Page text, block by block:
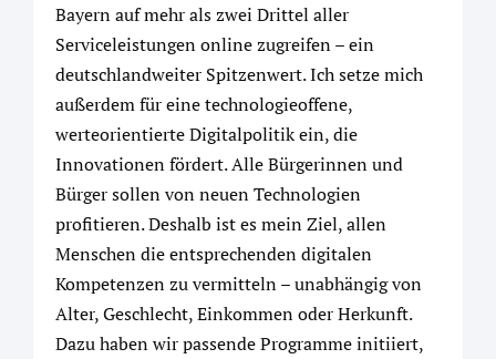
Bayern auf mehr als zwei Drittel aller
Serviceleistungen online zugreifen – ein
deutschlandweiter Spitzenwert. Ich setze mich
außerdem für eine technologieoffene,
werteorientierte Digitalpolitik ein, die
Innovationen fördert. Alle Bürgerinnen und
Bürger sollen von neuen Technologien
profitieren. Deshalb ist es mein Ziel, allen
Menschen die entsprechenden digitalen
Kompetenzen zu vermitteln – unabhängig von
Alter, Geschlecht, Einkommen oder Herkunft.
Dazu haben wir passende Programme initiiert,